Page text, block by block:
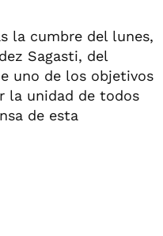
la cumbre del lunes,
Sagasti, del
uno de los objetivos
la unidad de todos
de esta